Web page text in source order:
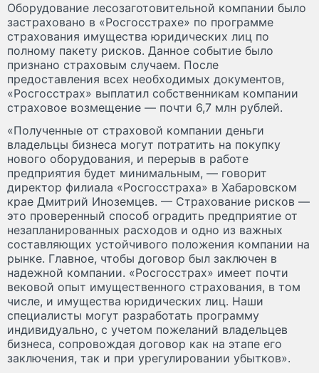
Оборудование лесозаготовительной компании было
застраховано в «Росгосстрахе» по программе
страхования имущества юридических лиц по
полному пакету рисков. Данное событие было
признано страховым случаем. После
предоставления всех необходимых документов,
«Росгосстрах» выплатил собственникам компании
страховое возмещение — почти 6,7 млн рублей.
«Полученные от страховой компании деньги
владельцы бизнеса могут потратить на покупку
нового оборудования, и перерыв в работе
предприятия будет минимальным, — говорит
директор филиала «Росгосстраха» в Хабаровском
крае Дмитрий Иноземцев. — Страхование рисков —
это проверенный способ оградить предприятие от
незапланированных расходов и одно из важных
составляющих устойчивого положения компании на
рынке. Главное, чтобы договор был заключен в
надежной компании. «Росгосстрах» имеет почти
вековой опыт имущественного страхования, в том
числе, и имущества юридических лиц. Наши
специалисты могут разработать программу
индивидуально, с учетом пожеланий владельцев
бизнеса, сопровождая договор как на этапе его
заключения, так и при урегулировании убытков».